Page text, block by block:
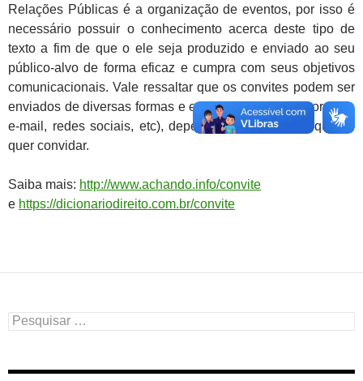
Relações Públicas é a organização de eventos, por isso é
necessário possuir o conhecimento acerca deste tipo de
texto a fim de que o ele seja produzido e enviado ao seu
público-alvo de forma eficaz e cumpra com seus objetivos
comunicacionais. Vale ressaltar que os convites podem ser
enviados de diversas formas e em diversos meios (correios,
e-mail, redes sociais, etc), dependendo do público que se
quer convidar.
Saiba mais: http://www.achando.info/convite
e https://dicionariodireito.com.br/convite
Pesquisar
por: